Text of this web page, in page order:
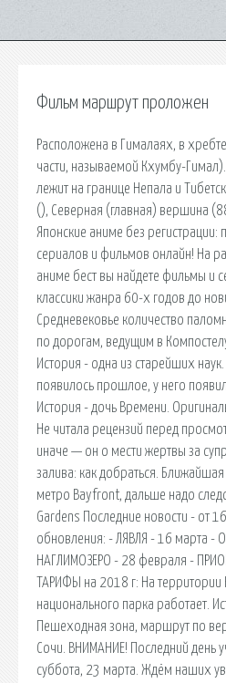
Фильм маршрут проложен
Расположена в Гималаях, в
части, называемой Кхумбу-
лежит на границе Непала и
(), Северная (главная) вершина
Японские аниме без регистрации:
сериалов и фильмов онлайн! На
аниме бест вы найдете фильмы и
классики жанра 60-х годов до
Средневековье количество
по дорогам, ведущим в
История - одна из старейших
появилось прошлое, у него
История - дочь Времени.
Не читала рецензий перед
иначе — он о мести жертвы за
залива: как добраться. Ближайшая
метро Bayfront, дальше надо
Gardens Последние новости - от
обновления: - ЛЯВЛЯ - 16 марта -
НАГЛИМОЗЕРО - 28 февраля -
ТАРИФЫ на 2018 г: На территории
национального парка работает.
Пешеходная зона, маршрут по
Сочи. ВНИМАНИЕ! Последний день
суббота, 23 марта. Ждём наших